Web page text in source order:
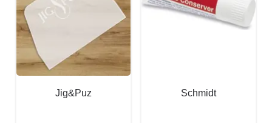
Jig&Puz Schmidt